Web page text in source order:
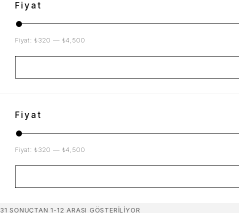
Fiyat
Fiyat: ₺320 — ₺4,500
Fiyat
Fiyat: ₺320 — ₺4,500
31 SONUÇTAN 1-12 ARASI GÖSTERILIYOR